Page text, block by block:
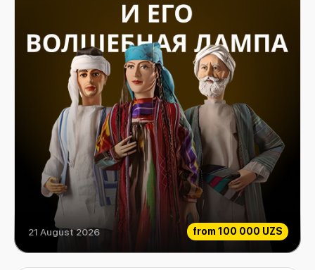
from 100 000 UZS
Aladdin and his magic lamp
21 August 2026